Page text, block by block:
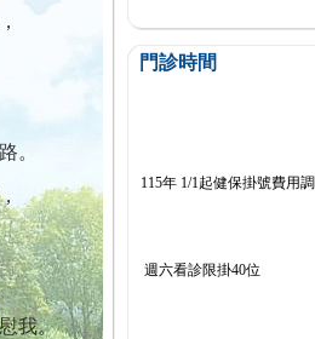
。
我。
門診時間
115年 1/1起健保掛號費用
週六看診限掛40位